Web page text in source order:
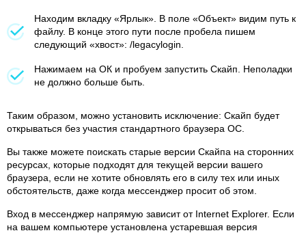
Находим вкладку «Ярлык». В поле «Объект» видим путь к
файлу. В конце этого пути после пробела пишем
следующий «хвост»: /legacylogin.
Нажимаем на ОК и пробуем запустить Скайп. Неполадки
не должно больше быть.
Таким образом, можно установить исключение: Скайп будет
открываться без участия стандартного браузера ОС.
Вы также можете поискать старые версии Скайпа на сторонних
ресурсах, которые подходят для текущей версии вашего
браузера, если не хотите обновлять его в силу тех или иных
обстоятельств, даже когда мессенджер просит об этом.
Вход в мессенджер напрямую зависит от Internet Explorer. Если
на вашем компьютере установлена устаревшая версия